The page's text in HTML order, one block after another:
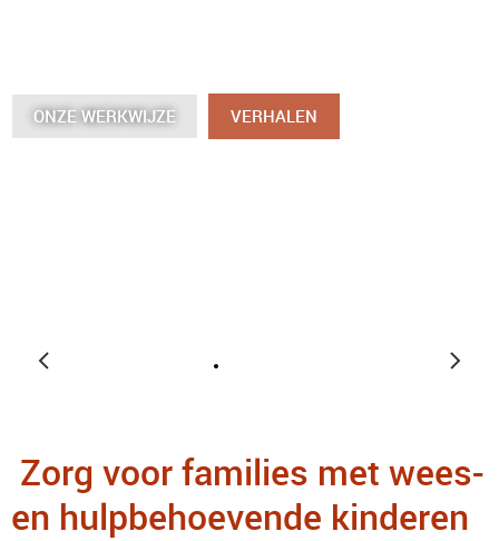
ONZE WERKWIJZE VERHALEN
ONZE WERKWIJZE VERHALEN
ONZE WERKWIJZE VERHALEN
ONZE WERKWIJZE VERHALEN
Zorg voor families met wees-
en hulpbehoevende kinderen